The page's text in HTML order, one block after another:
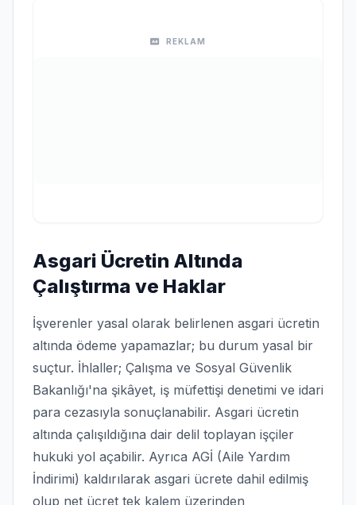
REKLAM
Asgari Ücretin Altında
Çalıştırma ve Haklar
İşverenler yasal olarak belirlenen asgari ücretin
altında ödeme yapamazlar; bu durum yasal bir
suçtur. İhlaller; Çalışma ve Sosyal Güvenlik
Bakanlığı'na şikâyet, iş müfettişi denetimi ve idari
para cezasıyla sonuçlanabilir. Asgari ücretin
altında çalışıldığına dair delil toplayan işçiler
hukuki yol açabilir. Ayrıca AGİ (Aile Yardım
İndirimi) kaldırılarak asgari ücrete dahil edilmiş
olup net ücret tek kalem üzerinden